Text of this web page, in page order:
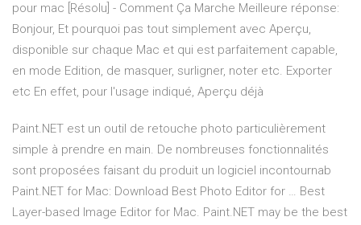
pour mac [Résolu] - Comment Ça Marche Meilleure réponse:
Bonjour, Et pourquoi pas tout simplement avec Aperçu,
disponible sur chaque Mac et qui est parfaitement capable,
en mode Edition, de masquer, surligner, noter etc. Exporter
etc En effet, pour l'usage indiqué, Aperçu déjà
Paint.NET est un outil de retouche photo particulièrement
simple à prendre en main. De nombreuses fonctionnalités
sont proposées faisant du produit un logiciel incontournab
Paint.NET for Mac: Download Best Photo Editor for … Best
Layer-based Image Editor for Mac. Paint.NET may be the best